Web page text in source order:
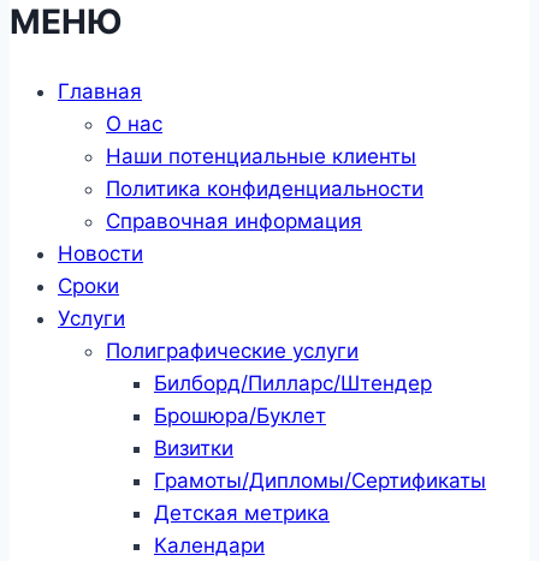
МЕНЮ
Главная
О нас
Наши потенциальные клиенты
Политика конфиденциальности
Справочная информация
Новости
Сроки
Услуги
Полиграфические услуги
Билборд/Пилларс/Штендер
Брошюра/Буклет
Визитки
Грамоты/Дипломы/Сертификаты
Детская метрика
Календари